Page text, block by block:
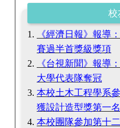
校
《經濟日報》報導
賽過半首獎級獎項
《台視新聞》報導
大學代表隊奪冠
本校土木工程學系
獲設計造型獎第一名
本校團隊參加第十